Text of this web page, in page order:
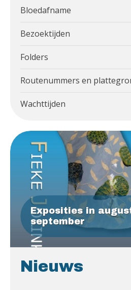
Bloedafname
Bezoektijden
Folders
Routenummers en
Wachttijden
Exposities in
september
Nieuws